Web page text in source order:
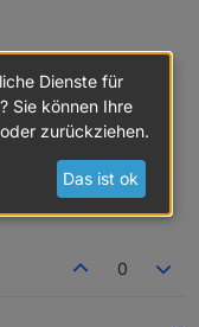
0
Dienste für
Sie können Ihre
zurückziehen.
Das ist ok